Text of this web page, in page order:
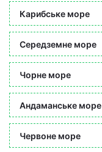
Карибське море
Середземне море
Чорне море
Андаманське море
Червоне море